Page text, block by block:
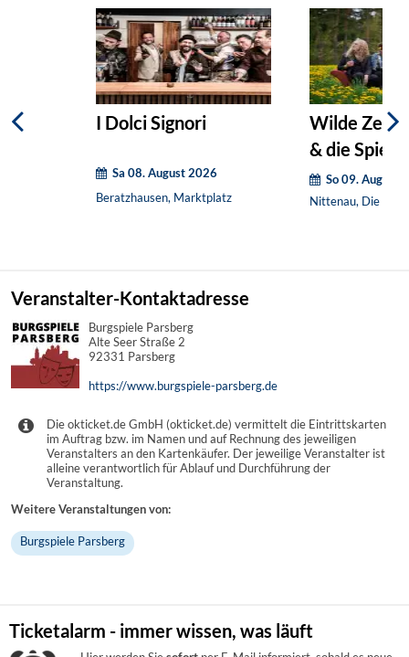
I Dolci Signori
Sa 08. August 2026
Beratzhausen, Marktplatz
Wilde
& die
So 09. August
Nittenau, Die
Veranstalter-Kontaktadresse
Burgspiele Parsberg
Alte Seer Straße 2
92331 Parsberg
https://www.burgspiele-parsberg.de
Die okticket.de GmbH (okticket.de) vermittelt die Eintrittskarten
im Auftrag bzw. im Namen und auf Rechnung des jeweiligen
Veranstalters an den Kartenkäufer. Der jeweilige Veranstalter ist
alleine verantwortlich für Ablauf und Durchführung der
Veranstaltung.
Weitere Veranstaltungen von:
Burgspiele Parsberg
Ticketalarm - immer wissen, was läuft